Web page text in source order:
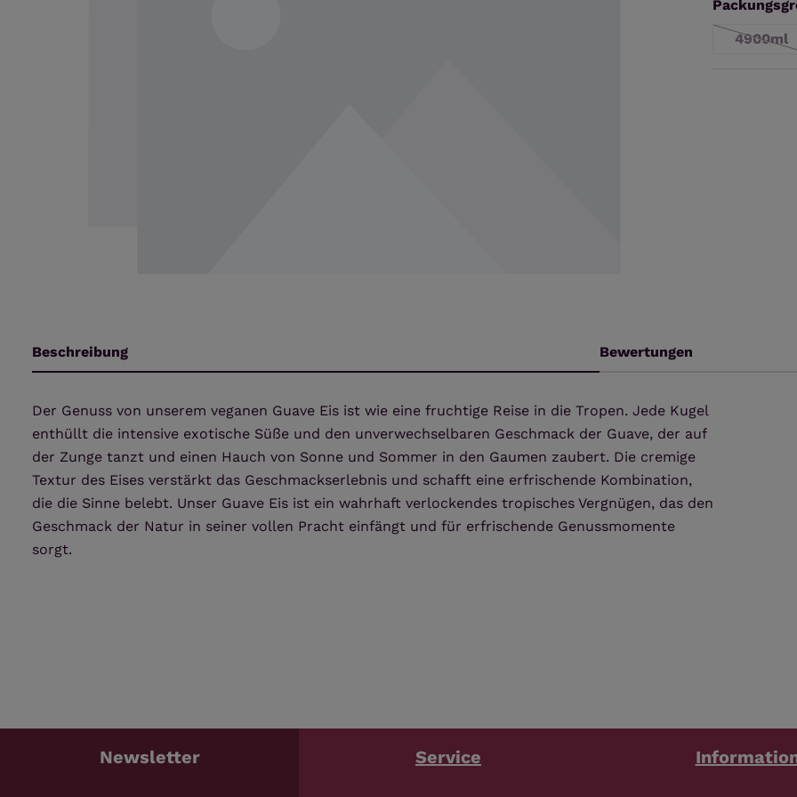
4900ml
Beschreibung Bewertungen
Der Genuss von unserem veganen Guave Eis ist wie eine fruchtige Reise in die Tropen. Jede Kugel
enthüllt die intensive exotische Süße und den unverwechselbaren Geschmack der Guave, der auf
der Zunge tanzt und einen Hauch von Sonne und Sommer in den Gaumen zaubert. Die cremige
Textur des Eises verstärkt das Geschmackserlebnis und schafft eine erfrischende Kombination,
die die Sinne belebt. Unser Guave Eis ist ein wahrhaft verlockendes tropisches Vergnügen, das den
Geschmack der Natur in seiner vollen Pracht einfängt und für erfrischende Genussmomente
sorgt.
Newsletter Service